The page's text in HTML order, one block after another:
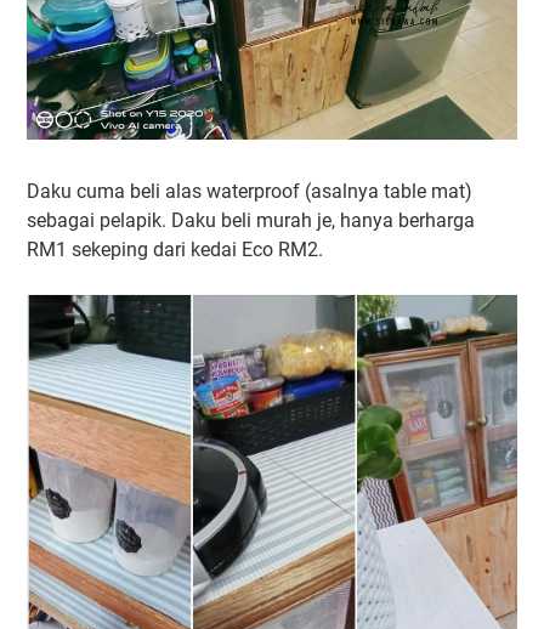
Daku cuma beli alas waterproof (asalnya table mat)
sebagai pelapik. Daku beli murah je, hanya berharga
RM1 sekeping dari kedai Eco RM2.